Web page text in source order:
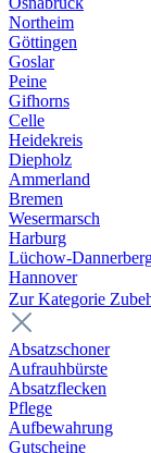
Northeim
Göttingen
Goslar
Peine
Gifhorns
Celle
Heidekreis
Diepholz
Ammerland
Bremen
Wesermarsch
Harburg
Lüchow-
Hannover
Zur Kategorie
Absatzschoner
Aufrauhbürste
Absatzflecken
Pflege
Aufbewahrung
Gutscheine